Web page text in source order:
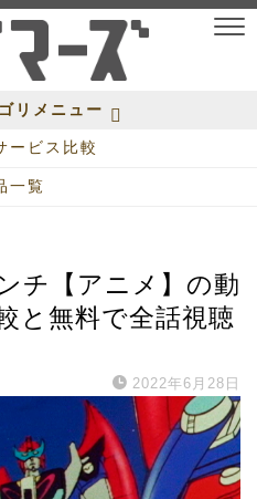
リメニュー
ービス比較
一覧
チ【アニメ】の動
と無料で全話視聴
2022年6月28日